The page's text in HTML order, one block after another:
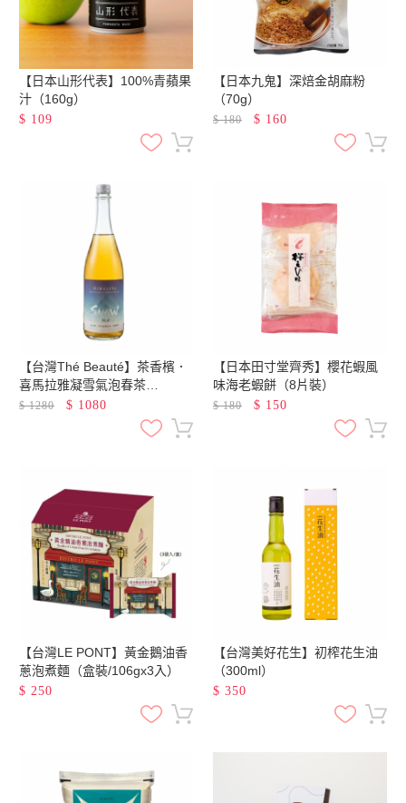
【日本山形代表】100%青蘋果
汁（160g）
$ 109
【日本九鬼】深焙金胡麻粉
（70g）
$180 $ 160
【台灣Thé Beauté】茶香檳．
喜馬拉雅凝雪氣泡春茶
（750ml）
$1280 $ 1080
【日本田寸堂齊秀】櫻花蝦風
味海老蝦餅（8片裝）
$180 $ 150
【台灣LE PONT】黃金鵝油香
蔥泡煮麵（盒裝/106gx3入）
$ 250
【台灣美好花生】初榨花生油
（300ml）
$ 350